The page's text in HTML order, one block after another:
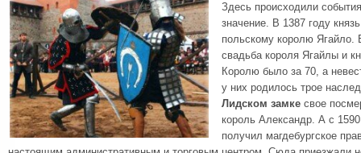
Здесь происходили
значение. В 1387 году
польскому королю Ягайло.
свадьба короля Ягайлы и
Королю было за 70, а
у них родилось трое
Лидском замке свое
король Александр. А с
получил магдебургское